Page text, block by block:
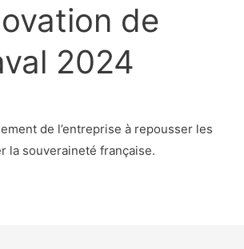
de
2024
de l’entreprise à repousser les
la souveraineté française.